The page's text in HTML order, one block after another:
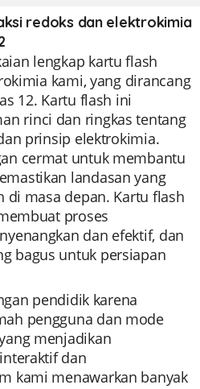
redoks dan elektrokimia
lengkap kartu flash
kami, yang dirancang
12. Kartu flash ini
rinci dan ringkas tentang
prinsip elektrokimia.
cermat untuk membantu
landasan yang
di masa depan. Kartu flash
proses
dan efektif, dan
bagus untuk persiapan
pendidik karena
pengguna dan mode
menjadikan
dan
kami menawarkan banyak